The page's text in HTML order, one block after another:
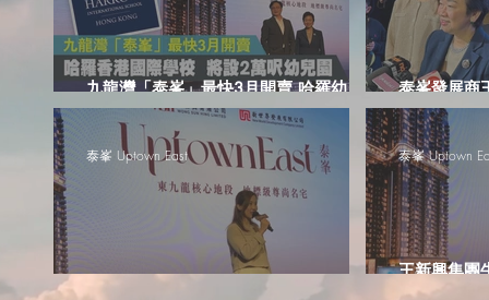
九龍灣「泰峯」最快3月開賣 哈羅幼兒園
基座設校
泰峯發展商
億元統一啟
泰峯 Uptown East
王新興集團
807伙、開
泰峯 Uptown